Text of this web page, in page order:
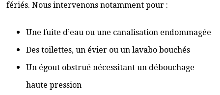
fériés. Nous intervenons notamment pour :
Une fuite d’eau ou une canalisation endommagée
Des toilettes, un évier ou un lavabo bouchés
Un égout obstrué nécessitant un débouchage
haute pression